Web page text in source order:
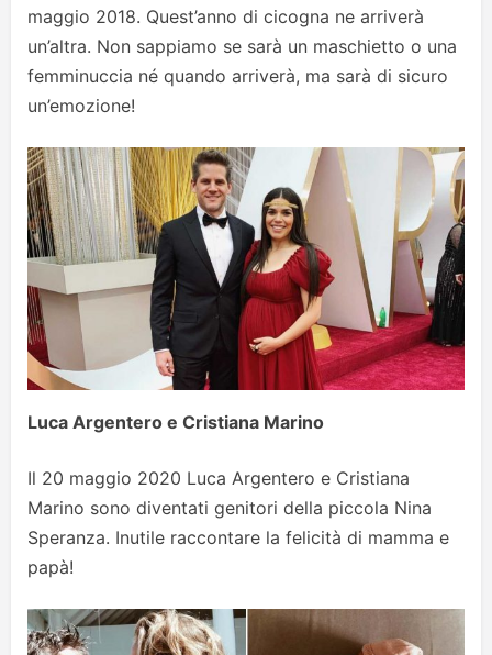
maggio 2018. Quest’anno di cicogna ne arriverà
un’altra. Non sappiamo se sarà un maschietto o una
femminuccia né quando arriverà, ma sarà di sicuro
un’emozione!
Luca Argentero e Cristiana Marino
Il 20 maggio 2020 Luca Argentero e Cristiana
Marino sono diventati genitori della piccola Nina
Speranza. Inutile raccontare la felicità di mamma e
papà!